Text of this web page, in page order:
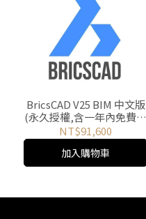
BricsCAD V25 BIM 中文版
(永久授權,含一年內免費升
態圖塊
NT$91,600
加入購物車